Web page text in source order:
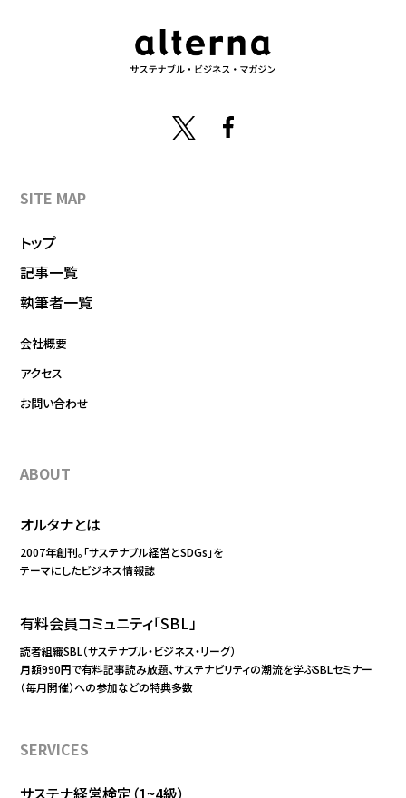
SITE MAP
トップ
記事一覧
執筆者一覧
会社概要
アクセス
お問い合わせ
ABOUT
オルタナとは
2007年創刊。「サステナブル経営とSDGs」を
テーマにしたビジネス情報誌
有料会員コミュニティ「SBL」
読者組織SBL（サステナブル・ビジネス・リーグ）
月額990円で有料記事読み放題、サステナビリティの潮流を学ぶSBLセミナー
（毎月開催）への参加などの特典多数
SERVICES
サステナ経営検定（1~4級）